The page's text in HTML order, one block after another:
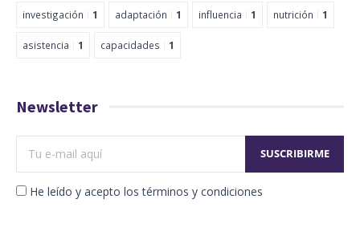
investigación 1 adaptación 1 influencia 1 nutrición 1
asistencia 1 capacidades 1
Newsletter
He leído y acepto los términos y condiciones